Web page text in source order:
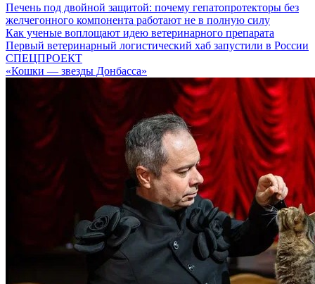
Печень под двойной защитой: почему гепатопротекторы без
желчегонного компонента работают не в полную силу
Как ученые воплощают идею ветеринарного препарата
Первый ветеринарный логистический хаб запустили в России
СПЕЦПРОЕКТ
«Кошки — звезды Донбасса»